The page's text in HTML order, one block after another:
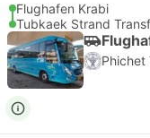
Flughafen Krabi
Tubkaek Strand
Phichet